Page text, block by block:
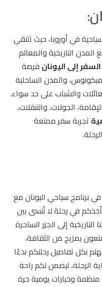
في أوروبا، حيث تلتقي
التاريخية والمعالم
إلى اليونان فرصة
ميكونوس، والمدن الساحلية
والشباب على حد سواء.
الجولات، والتنقلات،
تجربة سفر ممتعة
برنامج سياحي اليونان مع
في رحلة لا تُنسى بين
التاريخية إلى الجزر الساحرة
بمزيج من الثقافة،
بكل تفاصيل رحلتكم بدءًا
الرحلة، ليضمن لكم راحة
منظمة وخيارات يومية حرة